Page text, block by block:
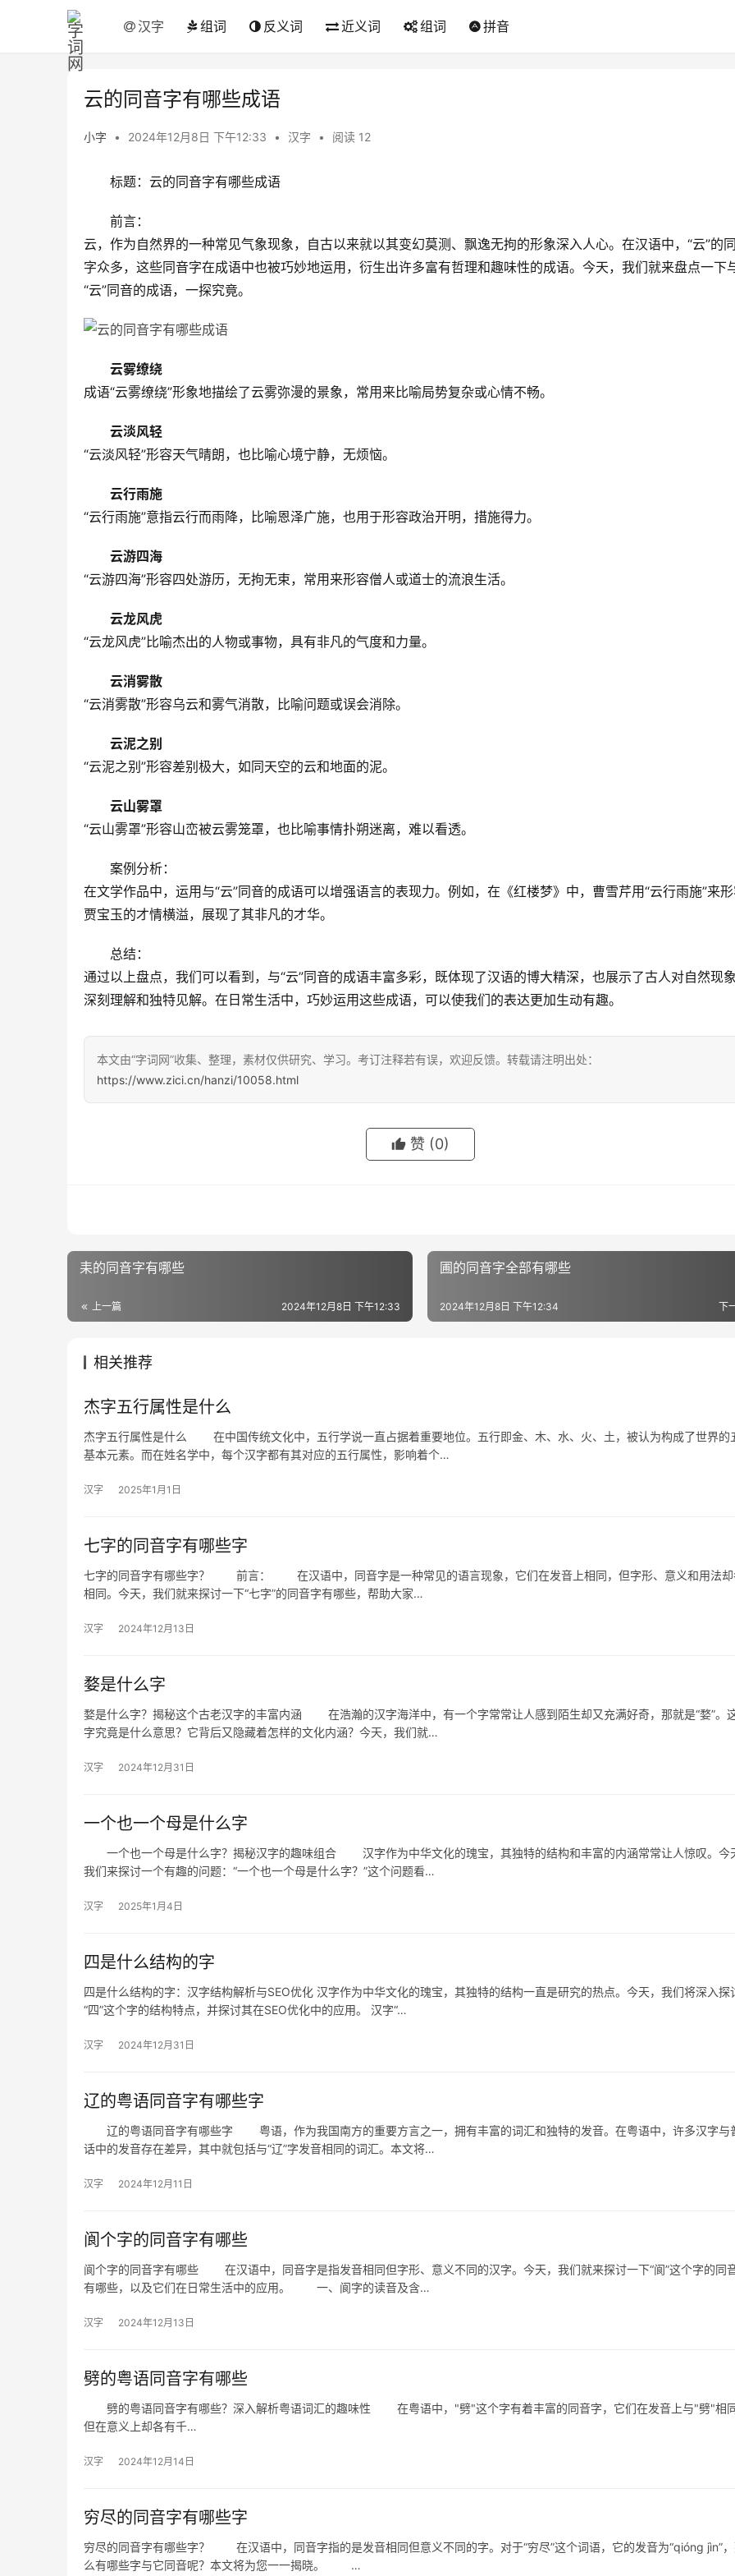
汉字 组词 反义词 近义词 组词 拼音
云的同音字有哪些成语
小字 • 2024年12月8日 下午12:33 • 汉字 • 阅读 12
标题：云的同音字有哪些成语
前言：
云，作为自然界的一种常见气象现象，自古以来就以其变幻莫测、飘逸无拘的形象深入人心。在汉语中，“云”的
字众多，这些同音字在成语中也被巧妙地运用，衍生出许多富有哲理和趣味性的成语。今天，我们就来盘点一下
“云”同音的成语，一探究竟。
云雾缭绕
成语“云雾缭绕”形象地描绘了云雾弥漫的景象，常用来比喻局势复杂或心情不畅。
云淡风轻
“云淡风轻”形容天气晴朗，也比喻心境宁静，无烦恼。
云行雨施
“云行雨施”意指云行而雨降，比喻恩泽广施，也用于形容政治开明，措施得力。
云游四海
“云游四海”形容四处游历，无拘无束，常用来形容僧人或道士的流浪生活。
云龙风虎
“云龙风虎”比喻杰出的人物或事物，具有非凡的气度和力量。
云消雾散
“云消雾散”形容乌云和雾气消散，比喻问题或误会消除。
云泥之别
“云泥之别”形容差别极大，如同天空的云和地面的泥。
云山雾罩
“云山雾罩”形容山峦被云雾笼罩，也比喻事情扑朔迷离，难以看透。
案例分析：
在文学作品中，运用与“云”同音的成语可以增强语言的表现力。例如，在《红楼梦》中，曹雪芹用“云行雨施”来
贾宝玉的才情横溢，展现了其非凡的才华。
总结：
通过以上盘点，我们可以看到，与“云”同音的成语丰富多彩，既体现了汉语的博大精深，也展示了古人对自然现
深刻理解和独特见解。在日常生活中，巧妙运用这些成语，可以使我们的表达更加生动有趣。
本文由“字词网”收集、整理，素材仅供研究、学习。考订注释若有误，欢迎反馈。转载请注明出处：
https://www.zici.cn/hanzi/10058.html
赞 (0)
耒的同音字有哪些
上一篇 2024年12月8日 下午12:33
圃的同音字全部有哪些
下
2024年12月8日 下午12:34
相关推荐
杰字五行属性是什么
杰字五行属性是什么 在中国传统文化中，五行学说一直占据着重要地位。五行即金、木、水、火、土，被认为构成了世界的
基本元素。而在姓名学中，每个汉字都有其对应的五行属性，影响着个…
汉字 2025年1月1日
七字的同音字有哪些字
七字的同音字有哪些字？ 前言： 在汉语中，同音字是一种常见的语言现象，它们在发音上相同，但字形、意义和用法却
相同。今天，我们就来探讨一下“七字”的同音字有哪些，帮助大家…
汉字 2024年12月13日
婺是什么字
婺是什么字？揭秘这个古老汉字的丰富内涵 在浩瀚的汉字海洋中，有一个字常常让人感到陌生却又充满好奇，那就是“婺”。
字究竟是什么意思？它背后又隐藏着怎样的文化内涵？今天，我们就…
汉字 2024年12月31日
一个也一个母是什么字
一个也一个母是什么字？揭秘汉字的趣味组合 汉字作为中华文化的瑰宝，其独特的结构和丰富的内涵常常让人惊叹。今
我们来探讨一个有趣的问题：“一个也一个母是什么字？”这个问题看…
汉字 2025年1月4日
四是什么结构的字
四是什么结构的字：汉字结构解析与SEO优化 汉字作为中华文化的瑰宝，其独特的结构一直是研究的热点。今天，我们将深入探
“四”这个字的结构特点，并探讨其在SEO优化中的应用。 汉字“…
汉字 2024年12月31日
辽的粤语同音字有哪些字
辽的粤语同音字有哪些字 粤语，作为我国南方的重要方言之一，拥有丰富的词汇和独特的发音。在粤语中，许多汉字与
话中的发音存在差异，其中就包括与“辽”字发音相同的词汇。本文将…
汉字 2024年12月11日
阆个字的同音字有哪些
阆个字的同音字有哪些 在汉语中，同音字是指发音相同但字形、意义不同的汉字。今天，我们就来探讨一下“阆”这个字的同
有哪些，以及它们在日常生活中的应用。 一、阆字的读音及含…
汉字 2024年12月13日
劈的粤语同音字有哪些
劈的粤语同音字有哪些？深入解析粤语词汇的趣味性 在粤语中，"劈"这个字有着丰富的同音字，它们在发音上与"劈"相
但在意义上却各有千…
汉字 2024年12月14日
穷尽的同音字有哪些字
穷尽的同音字有哪些字？ 在汉语中，同音字指的是发音相同但意义不同的字。对于“穷尽”这个词语，它的发音为“qióng jìn”
么有哪些字与它同音呢？本文将为您一一揭晓。 …